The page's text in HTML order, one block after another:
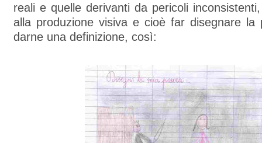
reali e quelle derivanti da pericoli
alla produzione visiva e cioè far disegnare la
darne una definizione, così: